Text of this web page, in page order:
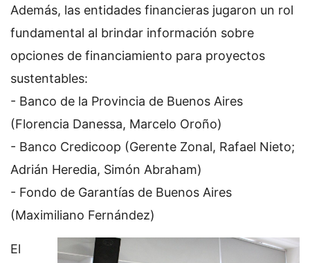
Además, las entidades financieras jugaron un rol
fundamental al brindar información sobre
opciones de financiamiento para proyectos
sustentables:
- Banco de la Provincia de Buenos Aires
(Florencia Danessa, Marcelo Oroño)
- Banco Credicoop (Gerente Zonal, Rafael Nieto;
Adrián Heredia, Simón Abraham)
- Fondo de Garantías de Buenos Aires
(Maximiliano Fernández)
El